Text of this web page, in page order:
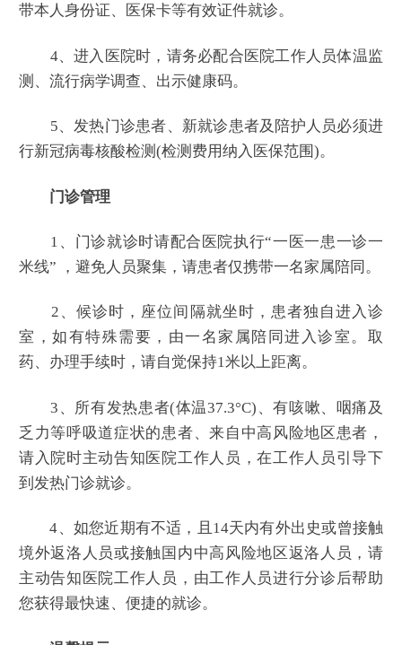
带本人身份证、医保卡等有效证件就诊。
4、进入医院时，请务必配合医院工作人员体温监
测、流行病学调查、出示健康码。
5、发热门诊患者、新就诊患者及陪护人员必须进
行新冠病毒核酸检测(检测费用纳入医保范围)。
门诊管理
1、门诊就诊时请配合医院执行“一医一患一诊一
米线” ，避免人员聚集，请患者仅携带一名家属陪同。
2、候诊时，座位间隔就坐时，患者独自进入诊
室，如有特殊需要，由一名家属陪同进入诊室。取
药、办理手续时，请自觉保持1米以上距离。
3、所有发热患者(体温37.3°C)、有咳嗽、咽痛及
乏力等呼吸道症状的患者、来自中高风险地区患者，
请入院时主动告知医院工作人员，在工作人员引导下
到发热门诊就诊。
4、如您近期有不适，且14天内有外出史或曾接触
境外返洛人员或接触国内中高风险地区返洛人员，请
主动告知医院工作人员，由工作人员进行分诊后帮助
您获得最快速、便捷的就诊。